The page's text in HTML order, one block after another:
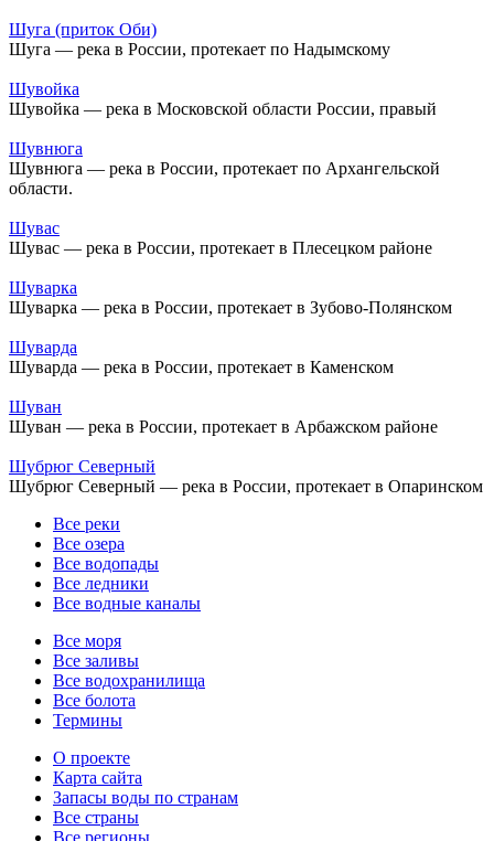
Шуга (приток Оби)
Шуга — река в России, протекает по Надымскому
Шувойка
Шувойка — река в Московской области России, правый
Шувнюга
Шувнюга — река в России, протекает по Архангельской
области.
Шувас
Шувас — река в России, протекает в Плесецком районе
Шуварка
Шуварка — река в России, протекает в Зубово-Полянском
Шуварда
Шуварда — река в России, протекает в Каменском
Шуван
Шуван — река в России, протекает в Арбажском районе
Шубрюг Северный
Шубрюг Северный — река в России, протекает в Опаринском
Все реки
Все озера
Все водопады
Все ледники
Все водные каналы
Все моря
Все заливы
Все водохранилища
Все болота
Термины
О проекте
Карта сайта
Запасы воды по странам
Все страны
Все регионы